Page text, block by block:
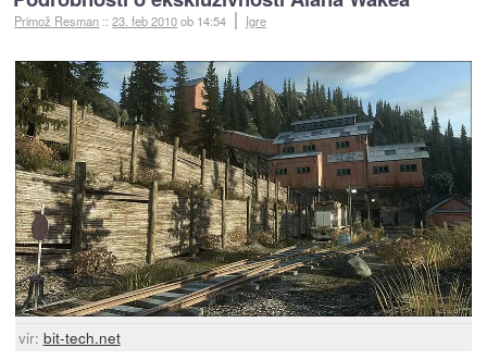
Primož Resman ::23. feb 2010ob 14:54 Igre
vir: bit-tech.net